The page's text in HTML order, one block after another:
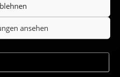
ansehen